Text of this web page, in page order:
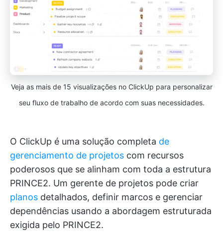
Veja as mais de 15 visualizações no ClickUp para personalizar
seu fluxo de trabalho de acordo com suas necessidades.
O ClickUp é uma solução completa de
gerenciamento de projetos com recursos
poderosos que se alinham com toda a estrutura
PRINCE2. Um gerente de projetos pode criar
planos detalhados, definir marcos e gerenciar
dependências usando a abordagem estruturada
exigida pelo PRINCE2.